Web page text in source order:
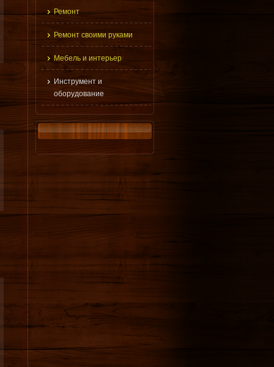
Ремонт
Ремонт своими руками
Мебель и интерьер
Инструмент и
оборудование